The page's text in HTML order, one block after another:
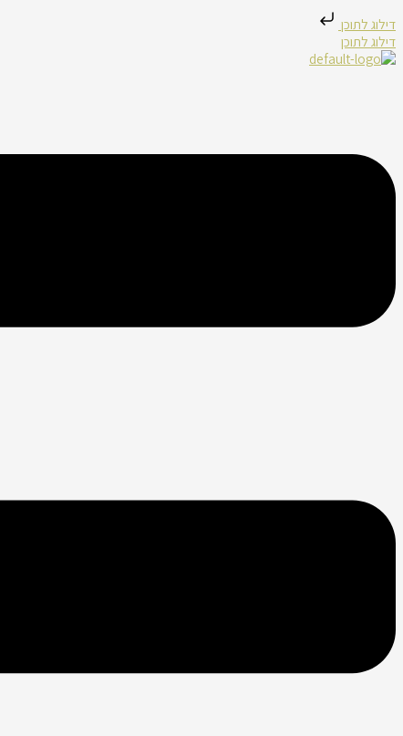
דילוג לתוכן
דילוג לתוכן